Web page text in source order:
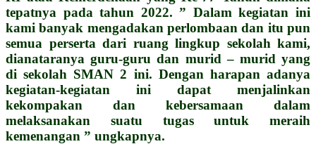
tepatnya pada tahun 2022. ” Dalam kegiatan ini
kami banyak mengadakan perlombaan dan itu pun
semua perserta dari ruang lingkup sekolah kami,
dianataranya guru-guru dan murid – murid yang
di sekolah SMAN 2 ini. Dengan harapan adanya
kegiatan-kegiatan ini dapat menjalinkan
kekompakan dan kebersamaan dalam
melaksanakan suatu tugas untuk meraih
kemenangan ” ungkapnya.